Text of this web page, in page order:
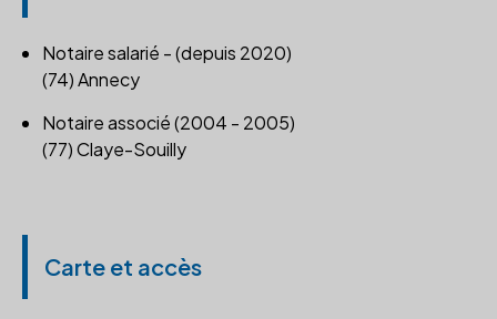
Notaire salarié - (depuis 2020)
(74) Annecy
Notaire associé (2004 - 2005)
(77) Claye-Souilly
Carte et accès